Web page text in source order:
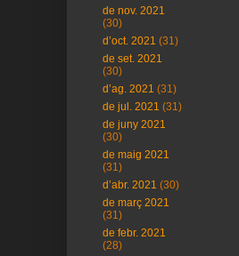
de nov. 2021
(30)
d’oct. 2021 (31)
de set. 2021
(30)
d’ag. 2021 (31)
de jul. 2021 (31)
de juny 2021
(30)
de maig 2021
(31)
d’abr. 2021 (30)
de març 2021
(31)
de febr. 2021
(28)